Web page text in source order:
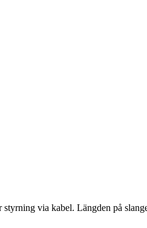
via kabel. Längden på